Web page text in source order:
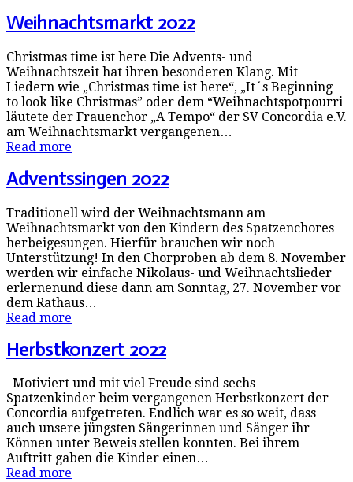
Weihnachtsmarkt 2022
Christmas time ist here Die Advents- und
Weihnachtszeit hat ihren besonderen Klang. Mit
Liedern wie „Christmas time ist here“, „It´s Beginning
to look like Christmas” oder dem “Weihnachtspotpourri
läutete der Frauenchor „A Tempo“ der SV Concordia e.V.
am Weihnachtsmarkt vergangenen…
Read more
Adventssingen 2022
Traditionell wird der Weihnachtsmann am
Weihnachtsmarkt von den Kindern des Spatzenchores
herbeigesungen. Hierfür brauchen wir noch
Unterstützung! In den Chorproben ab dem 8. November
werden wir einfache Nikolaus- und Weihnachtslieder
erlernenund diese dann am Sonntag, 27. November vor
dem Rathaus…
Read more
Herbstkonzert 2022
Motiviert und mit viel Freude sind sechs
Spatzenkinder beim vergangenen Herbstkonzert der
Concordia aufgetreten. Endlich war es so weit, dass
auch unsere jüngsten Sängerinnen und Sänger ihr
Können unter Beweis stellen konnten. Bei ihrem
Auftritt gaben die Kinder einen…
Read more